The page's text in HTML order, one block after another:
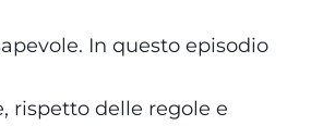
In questo episodio
rispetto delle regole e